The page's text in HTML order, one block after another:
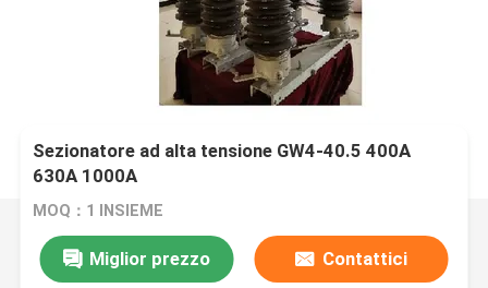
Sezionatore ad alta tensione GW4-40.5 400A
630A 1000A
MOQ：1 INSIEME
Miglior prezzo Contattici